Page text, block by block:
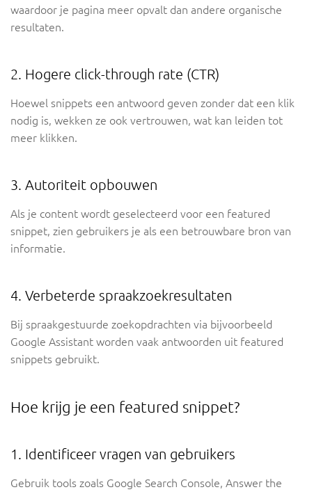
waardoor je pagina meer opvalt dan andere organische
resultaten.
2. Hogere click-through rate (CTR)
Hoewel snippets een antwoord geven zonder dat een klik
nodig is, wekken ze ook vertrouwen, wat kan leiden tot
meer klikken.
3. Autoriteit opbouwen
Als je content wordt geselecteerd voor een featured
snippet, zien gebruikers je als een betrouwbare bron van
informatie.
4. Verbeterde spraakzoekresultaten
Bij spraakgestuurde zoekopdrachten via bijvoorbeeld
Google Assistant worden vaak antwoorden uit featured
snippets gebruikt.
Hoe krijg je een featured snippet?
1. Identificeer vragen van gebruikers
Gebruik tools zoals Google Search Console, Answer the